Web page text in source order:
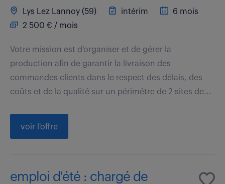
Lys Lez Lannoy (59) intérim
6 mois
2 500 € / mois
Votre mission est d'organiser et de gérer la
production afin de garantir la livraison des
commandes clients dans le respect des délais, des
coûts et de la qualité sur un périmétre de 2 sites de...
voir l'offre
emploi d'été : chargé de